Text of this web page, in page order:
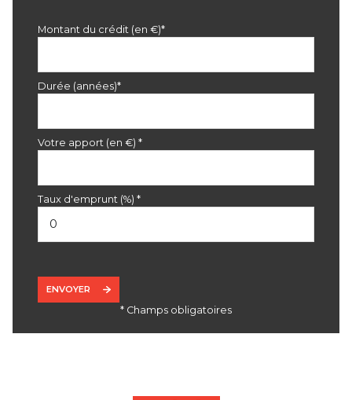
Montant du crédit (en €)*
Durée (années)*
Votre apport (en €) *
Taux d'emprunt (%) *
ENVOYER
* Champs obligatoires